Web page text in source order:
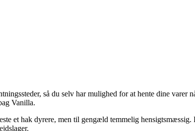
så du selv har mulighed for at hente dine varer
Vanilla.
et hak dyrere, men til gengæld temmelig hensigtsmæssig.